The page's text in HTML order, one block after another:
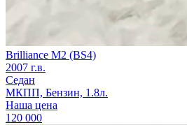
Brilliance M2 (BS4)
2007 г.в.
Седан
МКПП, Бензин, 1.8л.
Наша цена
120 000